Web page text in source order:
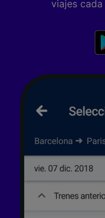
viajes
Tanto nosotros
tratamos los
Utilizar datos
precisa.
identificación.
dispositivo y/o
contenido
publicidad y